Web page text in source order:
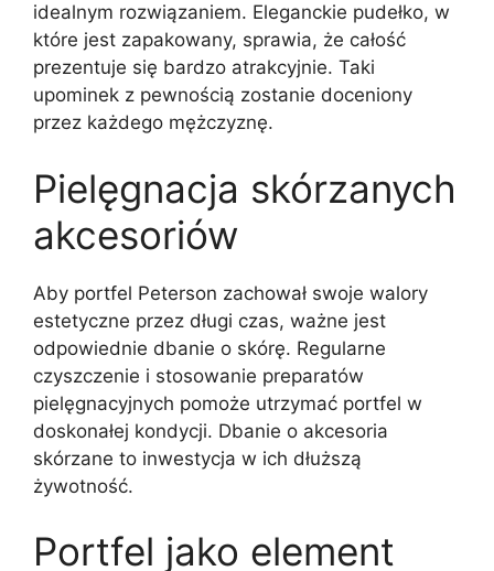
idealnym rozwiązaniem. Eleganckie pudełko, w
które jest zapakowany, sprawia, że całość
prezentuje się bardzo atrakcyjnie. Taki
upominek z pewnością zostanie doceniony
przez każdego mężczyznę.
Pielęgnacja skórzanych
akcesoriów
Aby portfel Peterson zachował swoje walory
estetyczne przez długi czas, ważne jest
odpowiednie dbanie o skórę. Regularne
czyszczenie i stosowanie preparatów
pielęgnacyjnych pomoże utrzymać portfel w
doskonałej kondycji. Dbanie o akcesoria
skórzane to inwestycja w ich dłuższą
żywotność.
Portfel jako element